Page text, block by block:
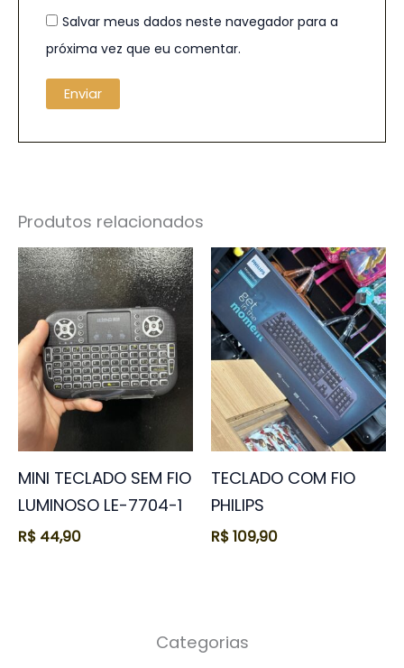
Salvar meus dados neste navegador para a
próxima vez que eu comentar.
Produtos relacionados
MINI TECLADO SEM FIO
LUMINOSO LE-7704-1
R$ 44,90
TECLADO COM FIO
PHILIPS
R$109,90
Categorias